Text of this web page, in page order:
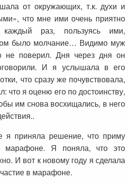
от окружающих, т.к. духи и
что мне ими очень приятно
раз, пользуясь ими,
было молчание… Видимо муж
поверил. Дня через дня он
И я услышала в его
что сразу же почувствовала,
что я оценю его по достоинству,
им снова восхищались, в него
приняла решение, что приму
марафоне. Я поняла, что это
И вот к новому году я сделала
в марафоне.